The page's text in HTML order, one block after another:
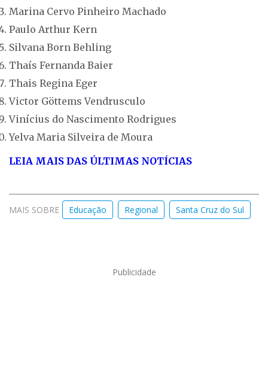
Marina Cervo Pinheiro Machado
Paulo Arthur Kern
Silvana Born Behling
Thaís Fernanda Baier
Thais Regina Eger
Victor Göttems Vendrusculo
Vinícius do Nascimento Rodrigues
Yelva Maria Silveira de Moura
LEIA MAIS DAS ÚLTIMAS NOTÍCIAS
MAIS SOBRE Educação Regional Santa Cruz do Sul
Publicidade